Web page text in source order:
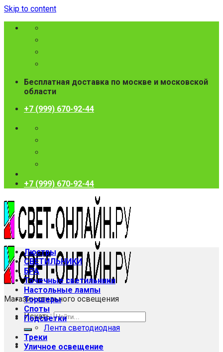
Skip to content
Бесплатная доставка по москве и московской
области
+7 (999) 670-92-44
+7 (999) 670-92-44
Магазин стильного освещения
Искать:
Люстры
СВЕТИЛЬНИКИ
БРА
Точечные светильники
Настольные лампы
Торшеры
Споты
Подсветки
Лента светодиодная
Треки
Уличное освещение